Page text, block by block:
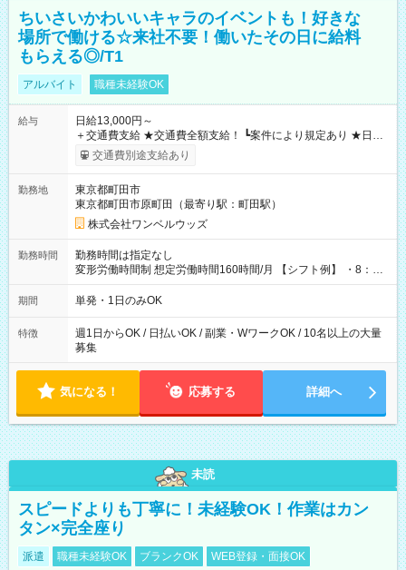
ちいさいかわいいキャラのイベントも！好きな
場所で働ける☆来社不要！働いたその日に給料
もらえる◎/T1
アルバイト 職種未経験OK
給与
日給13,000円～
＋交通費支給 ★交通費全額支給！ ┗案件により規定あり ★日払
いOK！（規定あり） ┗働いたその日に現金GET♪ お仕事後はコ
ンビニATMから 日払い分を引き落とせます！ 【試用期間】試
交通費別途支給あり
勤務地
東京都町田市
東京都町田市原町田（最寄り駅：町田駅）
株式会社ワンベルウッズ
勤務時間
勤務時間は指定なし
変形労働時間制 想定労働時間160時間/月 【シフト例】 ・8：00
～21：00
期間 単発・1日のみOK
特徴
週1日からOK / 日払いOK / 副業・WワークOK / 10名以上の大量
募集
気になる！ 応募する 詳細へ
未読
スピードよりも丁寧に！未経験OK！作業はカン
タン×完全座り
派遣 職種未経験OK ブランクOK WEB登録・面接OK